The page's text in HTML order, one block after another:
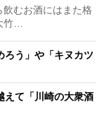
むお酒にはまた格
竹…
ろう」や「キヌカツ
えて「川崎の大衆酒